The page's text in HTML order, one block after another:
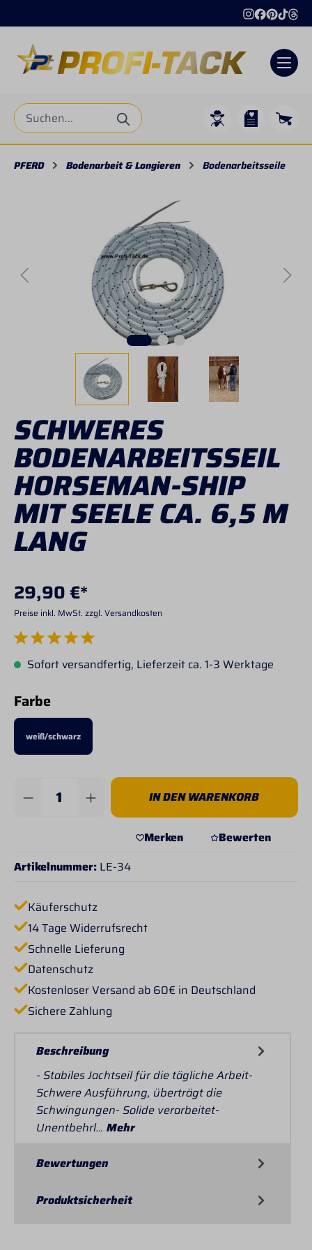
PFERD Bodenarbeit & Longieren Bodenarbeitsseile
SCHWERES
BODENARBEITSSEIL
HORSEMAN-SHIP
MIT SEELE CA. 6,5 M
LANG
29,90 €*
Preise inkl. MwSt. zzgl. Versandkosten
Durchschnittliche Bewertung von 5 von 5 Sternen
Sofort versandfertig, Lieferzeit ca. 1-3 Werktage
Farbeauswählen
weiß/schwarz
Produkt Anzahl: Gib den gewünschten
IN DEN WARENKORB
Merken
Bewerten
Artikelnummer: LE-34
Käuferschutz
14 Tage Widerrufsrecht
Schnelle Lieferung
Datenschutz
Kostenloser Versand ab 60€ in Deutschland
Sichere Zahlung
Beschreibung
- Stabiles Jachtseil für die tägliche Arbeit-
Schwere Ausführung, überträgt die
Schwingungen- Solide verarbeitet-
Unentbehrl… Mehr
Bewertungen
Produktsicherheit